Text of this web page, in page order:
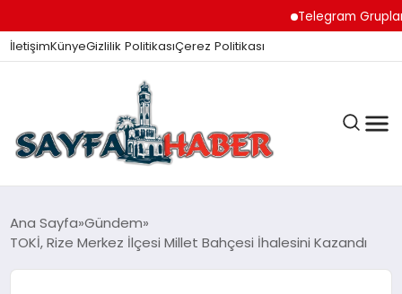
Telegram Grupları
İletişimKünyeGizlilik PolitikasıÇerez Politikası
ANA SAYFA
Ana Sayfa Gündem
TOKİ, Rize Merkez İlçesi Millet Bahçesi İhalesini Kazandı